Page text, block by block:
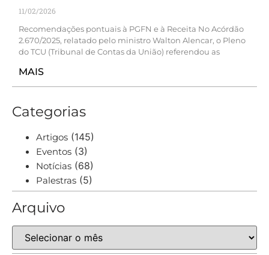
11/02/2026
Recomendações pontuais à PGFN e à Receita No Acórdão
2.670/2025, relatado pelo ministro Walton Alencar, o Pleno
do TCU (Tribunal de Contas da União) referendou as
MAIS
Categorias
Artigos (145)
Eventos (3)
Notícias (68)
Palestras (5)
Arquivo